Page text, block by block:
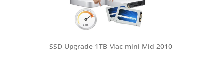
SSD Upgrade 1TB Mac mini Mid 2010